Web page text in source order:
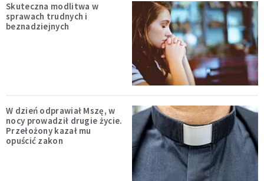
Skuteczna modlitwa w
sprawach trudnych i
beznadziejnych
W dzień odprawiał Mszę, w
nocy prowadził drugie życie.
Przełożony kazał mu
opuścić zakon